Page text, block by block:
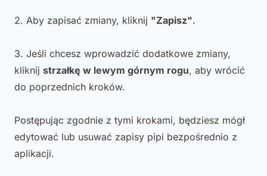
2. Aby zapisać zmiany, kliknij "Zapisz".
3. Jeśli chcesz wprowadzić dodatkowe zmiany,
kliknij strzałkę w lewym górnym rogu, aby wrócić
do poprzednich kroków.
Postępując zgodnie z tymi krokami, będziesz mógł
edytować lub usuwać zapisy pipi bezpośrednio z
aplikacji.